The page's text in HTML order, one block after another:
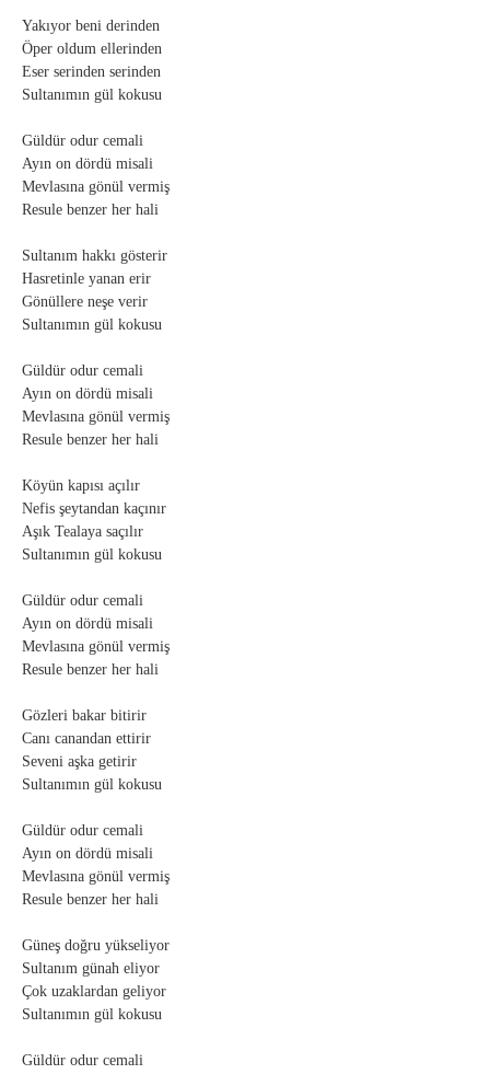
Yakıyor beni derinden
Öper oldum ellerinden
Eser serinden serinden
Sultanımın gül kokusu
Güldür odur cemali
Ayın on dördü misali
Mevlasına gönül vermiş
Resule benzer her hali
Sultanım hakkı gösterir
Hasretinle yanan erir
Gönüllere neşe verir
Sultanımın gül kokusu
Güldür odur cemali
Ayın on dördü misali
Mevlasına gönül vermiş
Resule benzer her hali
Köyün kapısı açılır
Nefis şeytandan kaçınır
Aşık Tealaya saçılır
Sultanımın gül kokusu
Güldür odur cemali
Ayın on dördü misali
Mevlasına gönül vermiş
Resule benzer her hali
Gözleri bakar bitirir
Canı canandan ettirir
Seveni aşka getirir
Sultanımın gül kokusu
Güldür odur cemali
Ayın on dördü misali
Mevlasına gönül vermiş
Resule benzer her hali
Güneş doğru yükseliyor
Sultanım günah eliyor
Çok uzaklardan geliyor
Sultanımın gül kokusu
Güldür odur cemali